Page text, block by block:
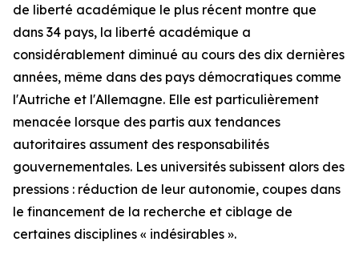
de liberté académique le plus récent montre que
dans 34 pays, la liberté académique a
considérablement diminué au cours des dix dernières
années, même dans des pays démocratiques comme
l'Autriche et l'Allemagne. Elle est particulièrement
menacée lorsque des partis aux tendances
autoritaires assument des responsabilités
gouvernementales. Les universités subissent alors des
pressions : réduction de leur autonomie, coupes dans
le financement de la recherche et ciblage de
certaines disciplines « indésirables ».